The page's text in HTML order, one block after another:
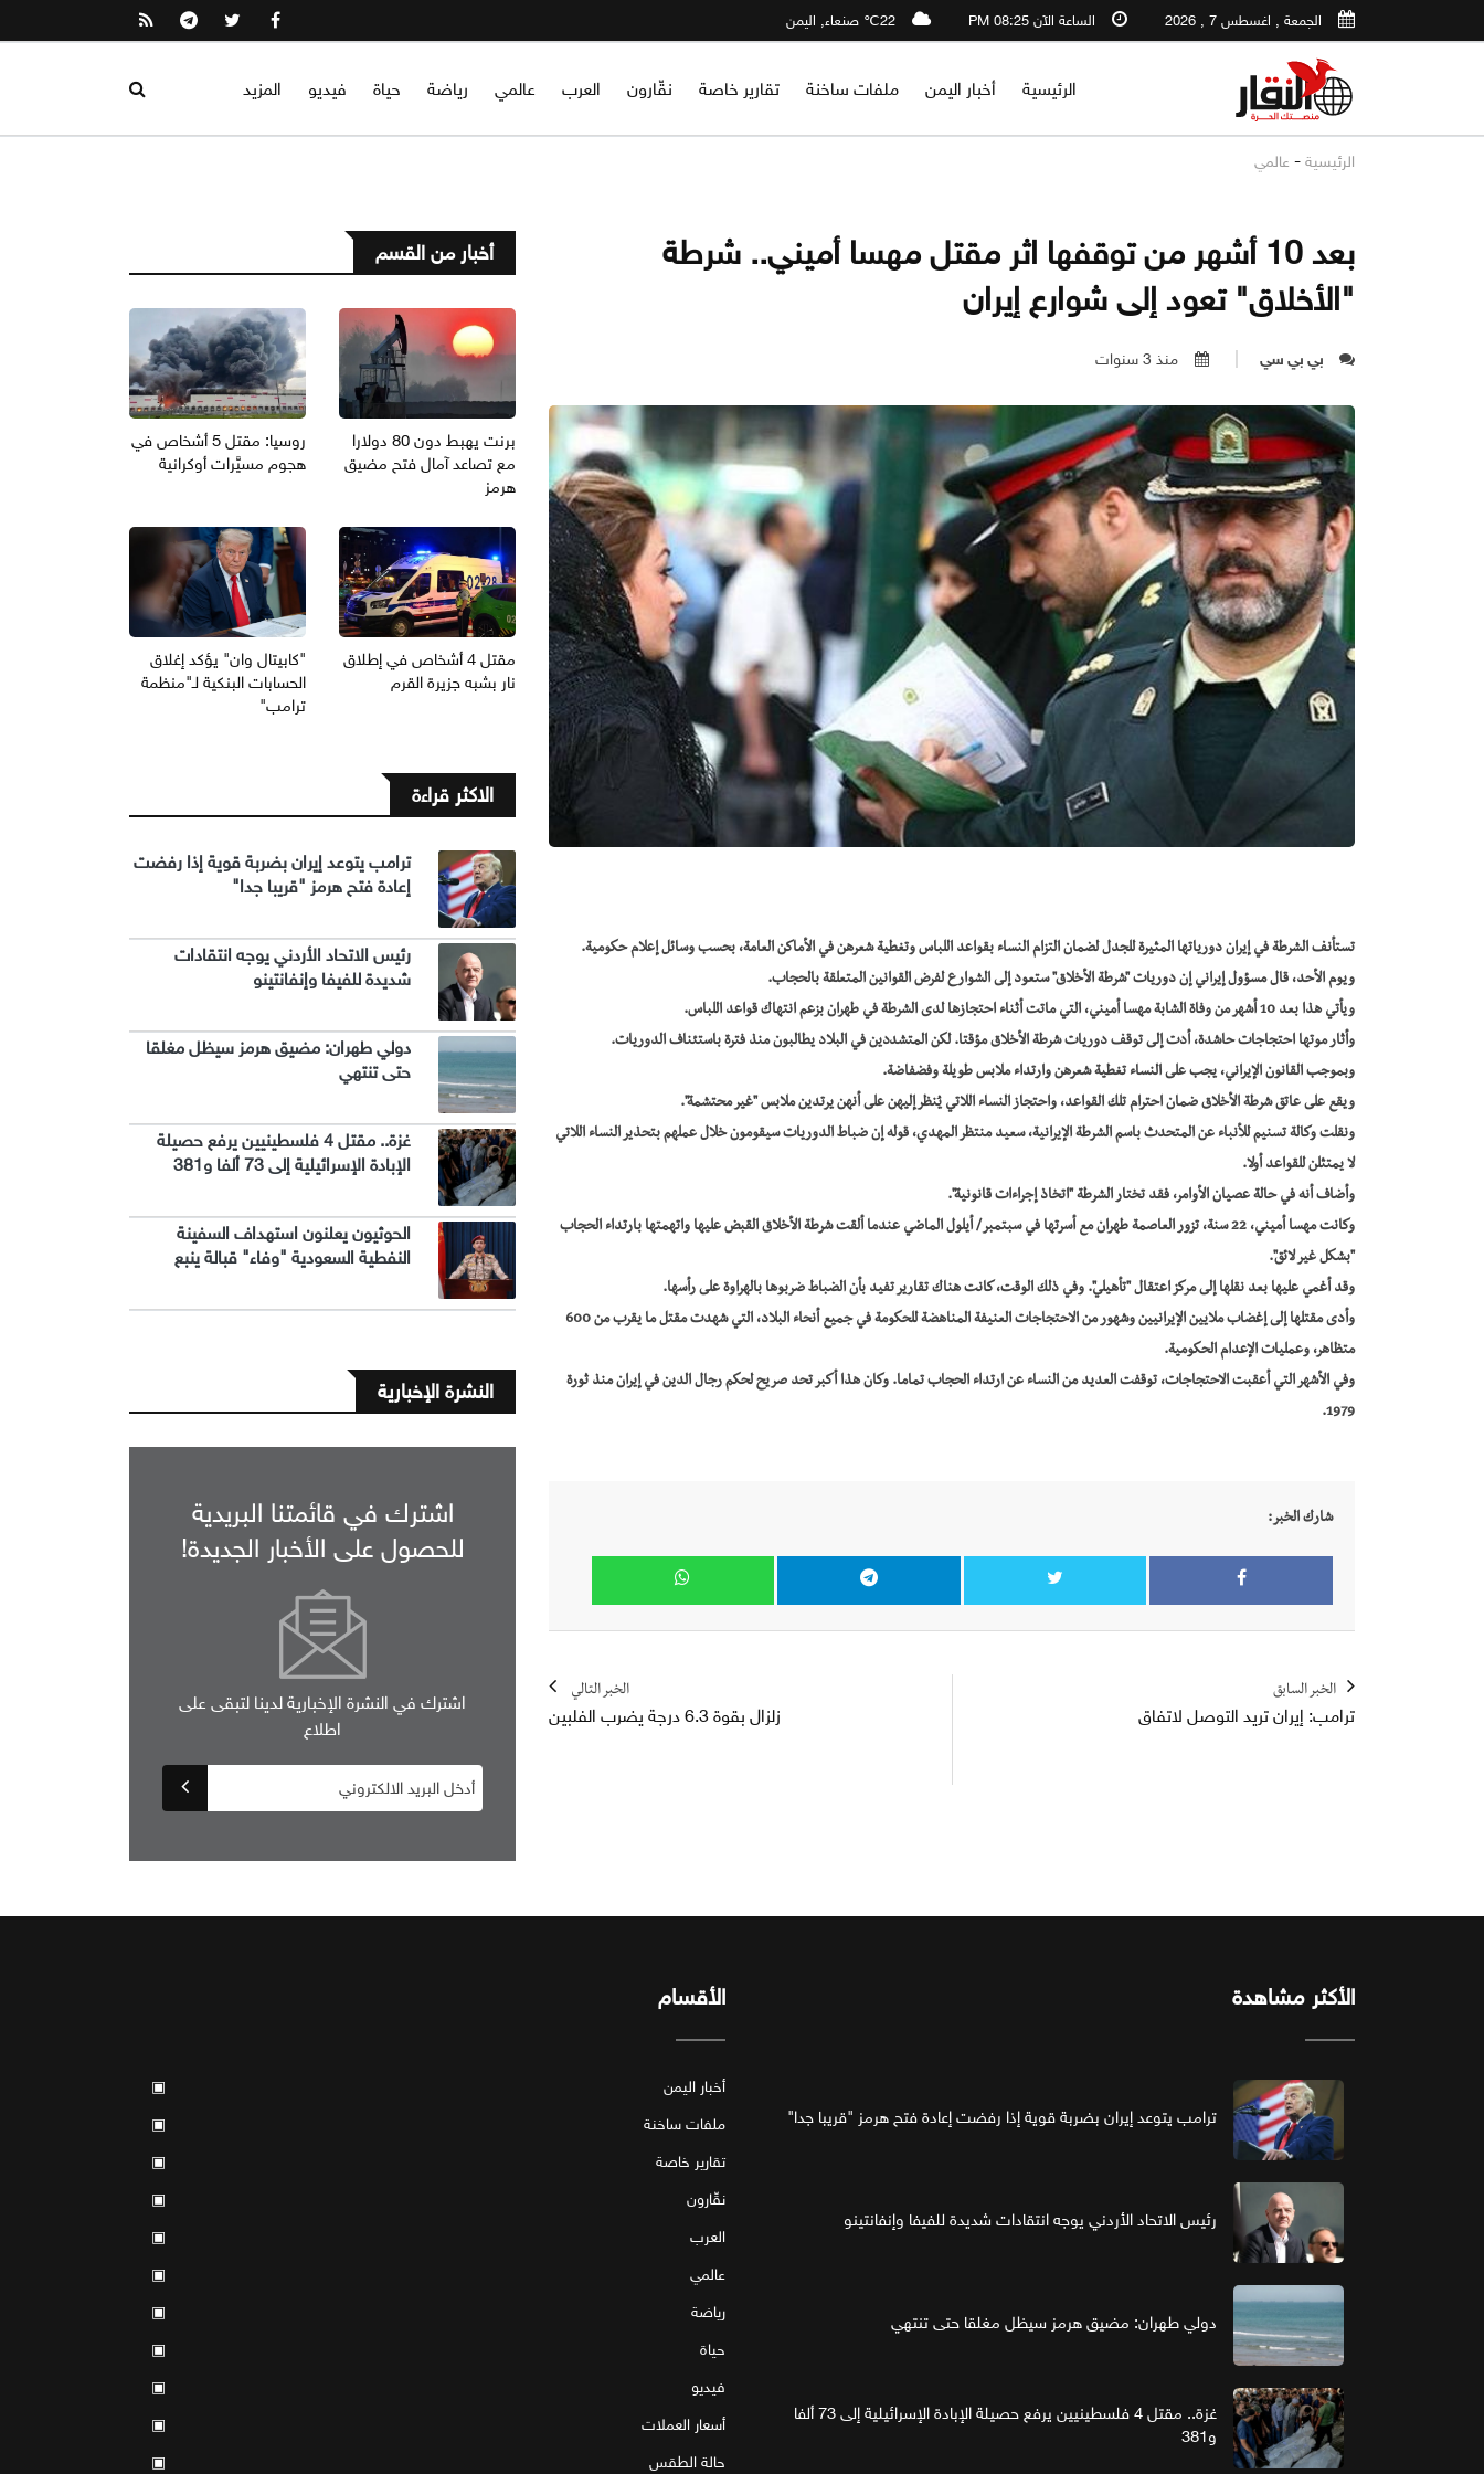
الجمعة , اغسطس 7 , 2026 الساعة الآن 08:25 PM 22℃ صنعاء, اليمن
الرئيسية أخبار اليمن ملفات ساخنة تقارير خاصة نقّارون العرب عالمي رياضة حياة فيديو المزيد
الرئيسية - عالمي
بعد 10 أشهر من توقفها اثر مقتل مهسا أميني.. شرطة
"الأخلاق" تعود إلى شوارع إيران
بي بي سي منذ 3 سنوات
تستأنف الشرطة في إيران دورياتها المثيرة للجدل لضمان التزام النساء بقواعد اللباس وتغطية شعرهن في الأماكن العامة، بحسب وسائل إعلام حكومية.
ويوم الأحد، قال مسؤول إيراني إن دوريات "شرطة الأخلاق" ستعود إلى الشوارع لفرض القوانين المتعلقة بالحجاب.
ويأتي هذا بعد 10 أشهر من وفاة الشابة مهسا أميني، التي ماتت أثناء احتجازها لدى الشرطة في طهران بزعم انتهاك قواعد اللباس.
وأثار موتها احتجاجات حاشدة، أدت إلى توقف دوريات شرطة الأخلاق مؤقتا. لكن المتشددين في البلاد يطالبون منذ فترة باستئناف الدوريات.
وبموجب القانون الإيراني، يجب على النساء تغطية شعرهن وارتداء ملابس طويلة وفضفاضة.
ويقع على عاتق شرطة الأخلاق ضمان احترام تلك القواعد، واحتجاز النساء اللاتي يُنظر إليهن على أنهن يرتدين ملابس "غير محتشمة".
ونقلت وكالة تسنيم للأنباء عن المتحدث باسم الشرطة الإيرانية، سعيد منتظر المهدي، قوله إن ضباط الدوريات سيقومون خلال عملهم بتحذير النساء اللاتي
لا يمتثلن للقواعد أولا.
وأضاف أنه في حالة عصيان الأوامر، فقد تختار الشرطة "اتخاذ إجراءات قانونية".
وكانت مهسا أميني، 22 سنة، تزور العاصمة طهران مع أسرتها في سبتمبر/ أيلول الماضي عندما ألقت شرطة الأخلاق القبض عليها واتهمتها بارتداء الحجاب
"بشكل غير لائق".
وقد أغمي عليها بعد نقلها إلى مركز اعتقال "تأهيلي". وفي ذلك الوقت، كانت هناك تقارير تفيد بأن الضباط ضربوها بالهراوة على رأسها.
وأدى مقتلها إلى إغضاب ملايين الإيرانيين وشهور من الاحتجاجات العنيفة المناهضة للحكومة في جميع أنحاء البلاد، التي شهدت مقتل ما يقرب من 600
متظاهر، وعمليات الإعدام الحكومية.
وفي الأشهر التي أعقبت الاحتجاجات، توقفت العديد من النساء عن ارتداء الحجاب تماما. وكان هذا أكبر تحد صريح لحكم رجال الدين في إيران منذ ثورة
1979.
شارك الخبر:
الخبر السابق
ترامب: إيران تريد التوصل لاتفاق
الخبر التالي
زلزال بقوة 6.3 درجة يضرب الفلبين
أخبار من القسم
برنت يهبط دون 80 دولارا
مع تصاعد آمال فتح مضيق
هرمز
روسيا: مقتل 5 أشخاص في
هجوم مسيَّرات أوكرانية
مقتل 4 أشخاص في إطلاق
نار بشبه جزيرة القرم
"كابيتال وان" يؤكد إغلاق
الحسابات البنكية لـ"منظمة
ترامب"
الاكثر قراءة
ترامب يتوعد إيران بضربة قوية إذا رفضت
إعادة فتح هرمز "قريبا جدا"
رئيس الاتحاد الأردني يوجه انتقادات
شديدة للفيفا وإنفانتينو
دولي طهران: مضيق هرمز سيظل مغلقا
حتى تنتهي
غزة.. مقتل 4 فلسطينيين يرفع حصيلة
الإبادة الإسرائيلية إلى 73 ألفا و381
الحوثيون يعلنون استهداف السفينة
النفطية السعودية "وفاء" قبالة ينبع
النشرة الإخبارية
اشترك في قائمتنا البريدية
للحصول على الأخبار الجديدة!
اشترك في النشرة الإخبارية لدينا لتبقى على
اطلاع
الأكثر مشاهدة
ترامب يتوعد إيران بضربة قوية إذا رفضت إعادة فتح هرمز "قريبا جدا"
رئيس الاتحاد الأردني يوجه انتقادات شديدة للفيفا وإنفانتينو
دولي طهران: مضيق هرمز سيظل مغلقا حتى تنتهي
غزة.. مقتل 4 فلسطينيين يرفع حصيلة الإبادة الإسرائيلية إلى 73 ألفا
و381
الأقسام
أخبار اليمن
▣
ملفات ساخنة
▣
تقارير خاصة
▣
نقّارون
▣
العرب
▣
عالمي
▣
رياضة
▣
حياة
▣
فيديو
▣
أسعار العملات
▣
حالة الطقس
▣